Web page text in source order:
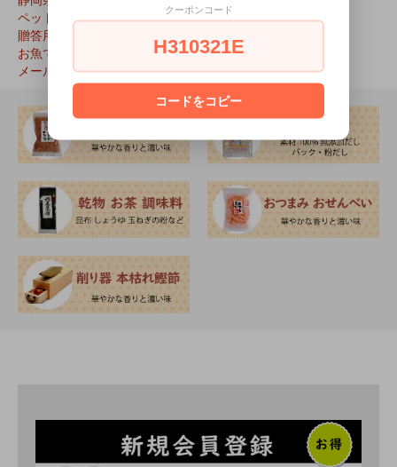
ペット用
贈答用
お魚で選ぶ
メール便対応
クーポンコード
H310321E
コードをコピー